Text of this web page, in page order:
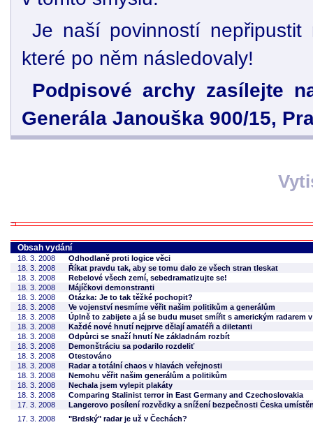
Je naší povinností
které po něm následovaly!
Podpisové archy zasílejte
Generála Janouška 900/15,
Obsah vydání
18. 3. 2008
Odhodlaně proti logice věci
18. 3. 2008
Říkat pravdu tak, aby se tomu dalo ze všech stran tleskat
18. 3. 2008
Rebelové všech zemí, sebedramatizujte se!
18. 3. 2008
Májíčkovi demonstranti
18. 3. 2008
Otázka: Je to tak těžké pochopit?
18. 3. 2008
Ve vojenství nesmíme věřit našim politikům a generálům
18. 3. 2008
Úplně to zabijete a já se budu muset smířit s americkým radarem v
18. 3. 2008
Každé nové hnutí nejprve dělají amatéři a diletanti
18. 3. 2008
Odpůrci se snaží hnutí Ne základnám rozbít
18. 3. 2008
Demonštráciu sa podarilo rozdeliť
18. 3. 2008
Otestováno
18. 3. 2008
Radar a totální chaos v hlavách veřejnosti
18. 3. 2008
Nemohu věřit našim generálům a politikům
18. 3. 2008
Nechala jsem vylepit plakáty
18. 3. 2008
Comparing Stalinist terror in East Germany and Czechoslovakia
17. 3. 2008
Langerovo posílení rozvědky a snížení bezpečnosti Česka
17. 3. 2008
"Brdský" radar je už v Čechách?